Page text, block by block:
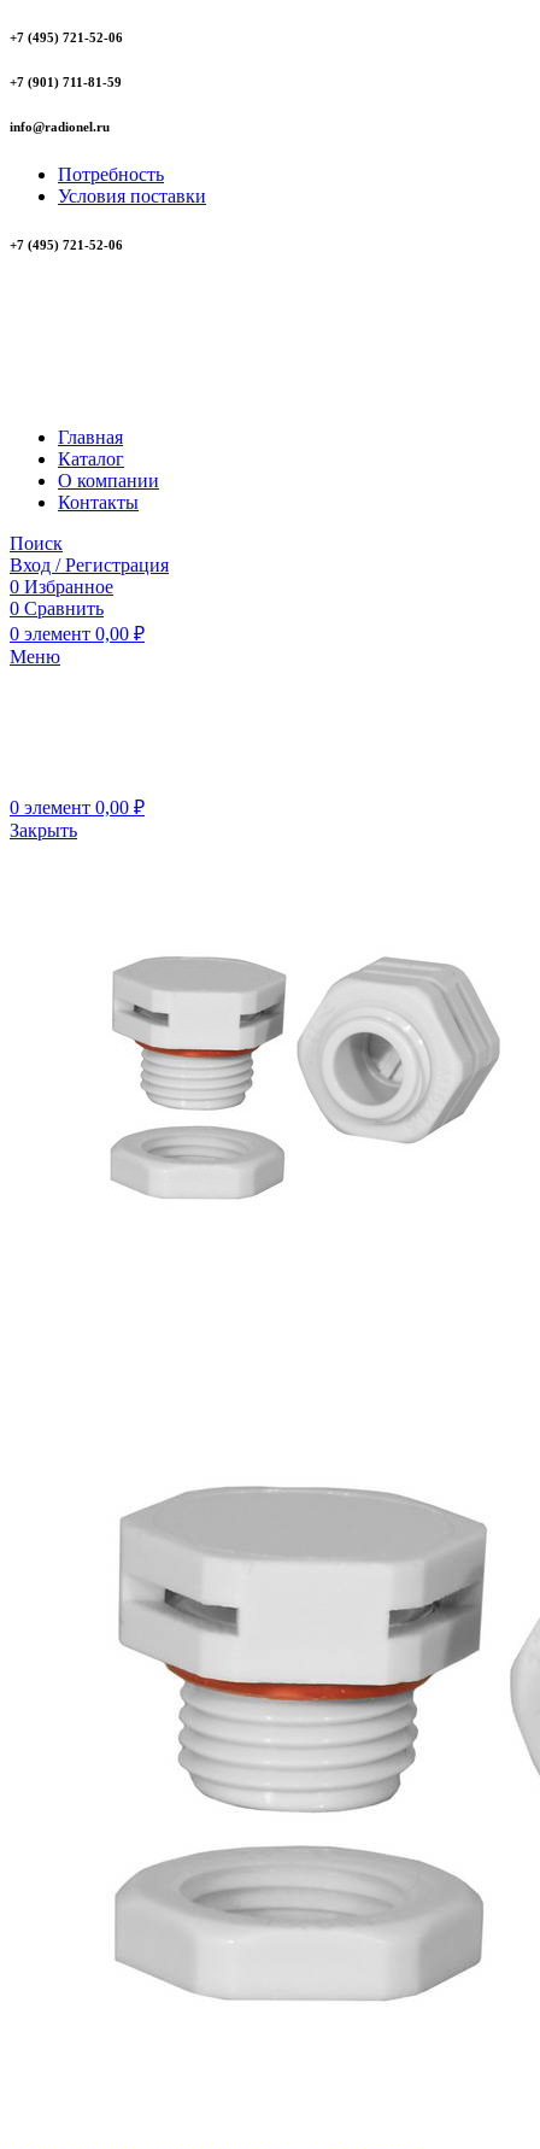
+7 (495) 721-52-06
+7 (901) 711-81-59
info@radionel.ru
Потребность
Условия поставки
+7 (495) 721-52-06
Главная
Каталог
О компании
Контакты
Поиск
Вход / Регистрация
0 Избранное
0 Сравнить
0 элемент 0,00 ₽
Меню
0 элемент 0,00 ₽
Закрыть